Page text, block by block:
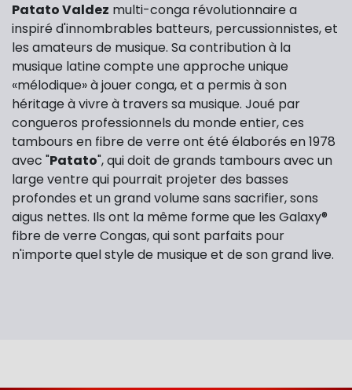
Patato Valdez multi-conga révolutionnaire a
inspiré d'innombrables batteurs, percussionnistes, et
les amateurs de musique. Sa contribution à la
musique latine compte une approche unique
«mélodique» à jouer conga, et a permis à son
héritage à vivre à travers sa musique. Joué par
congueros professionnels du monde entier, ces
tambours en fibre de verre ont été élaborés en 1978
avec "Patato", qui doit de grands tambours avec un
large ventre qui pourrait projeter des basses
profondes et un grand volume sans sacrifier, sons
aigus nettes. Ils ont la même forme que les Galaxy®
fibre de verre Congas, qui sont parfaits pour
n'importe quel style de musique et de son grand live.